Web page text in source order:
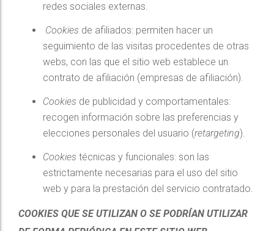
redes sociales externas.
Cookies de afiliados: permiten hacer un
seguimiento de las visitas procedentes de otras
webs, con las que el sitio web establece un
contrato de afiliación (empresas de afiliación).
Cookies de publicidad y comportamentales:
recogen información sobre las preferencias y
elecciones personales del usuario (retargeting).
Cookies técnicas y funcionales: son las
estrictamente necesarias para el uso del sitio
web y para la prestación del servicio contratado.
COOKIES QUE SE UTILIZAN O SE PODRÍAN UTILIZAR